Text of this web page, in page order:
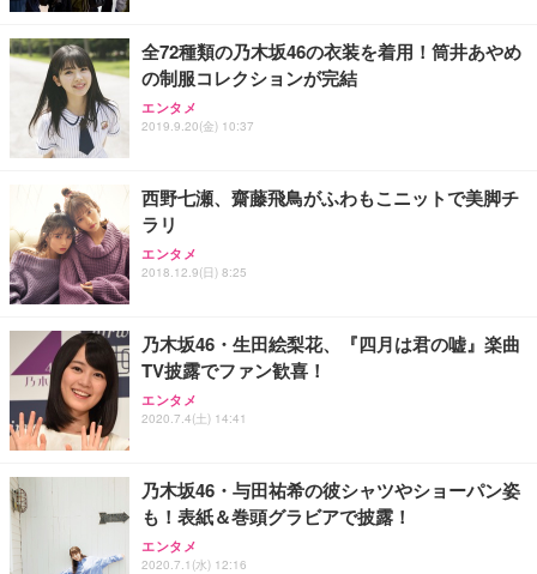
務用 おしゃれ パソコンチェア (ホワイト)
ANDWINT オフィスチェア デスクチェア 肘なし メ
ッシュ 通気性 ランバーサポート付き 腰サポート ガ
ス圧無段階昇降 360度回転 キャスター付き コンパク
【MiniLED/24.5inch/280Hz/FHD】GRAPHT THE S
HOOTER Gaming Monitor 24” Essential ゲーミン
グモニター QD 24.5インチ 1ms FHD 量子ドット 残
アイリスオーヤマ ペットシーツ 超厚型 お徳用 レギ
ュラー 200枚入【Amazon.co.jp限定】
全72種類の乃木坂46の衣装を着用！筒井あやめ
の制服コレクションが完結
エンタメ
2019.9.20(金) 10:37
西野七瀬、齋藤飛鳥がふわもこニットで美脚チ
ラリ
エンタメ
2018.12.9(日) 8:25
乃木坂46・生田絵梨花、『四月は君の嘘』楽曲
TV披露でファン歓喜！
エンタメ
2020.7.4(土) 14:41
乃木坂46・与田祐希の彼シャツやショーパン姿
も！表紙＆巻頭グラビアで披露！
エンタメ
2020.7.1(水) 12:16